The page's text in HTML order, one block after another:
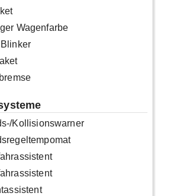
Wagenfarbe
Kollisionswarner